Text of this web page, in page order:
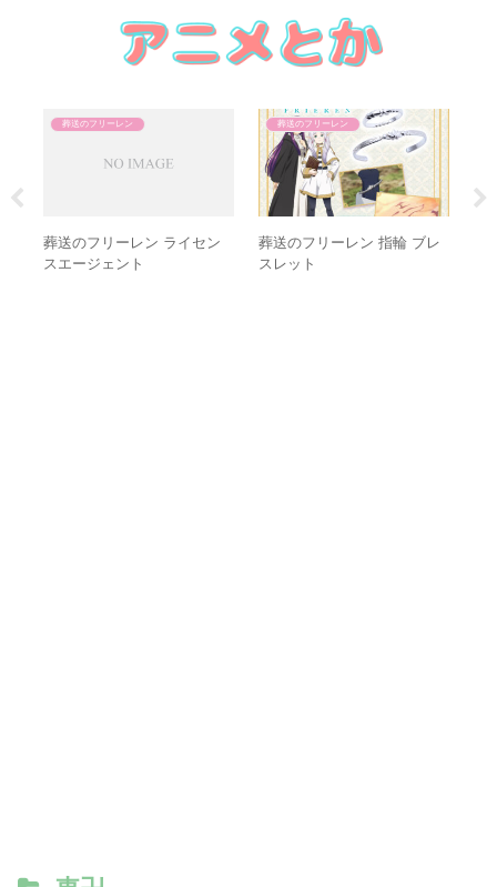
葬送のフリーレン
葬送のフリーレン ライセン
スエージェント
葬送のフリーレン
葬送のフリーレン 指輪 ブレ
スレット